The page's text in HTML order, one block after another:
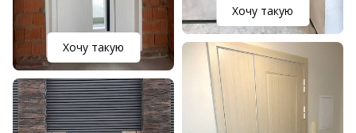
Хочу такую
Хочу такую